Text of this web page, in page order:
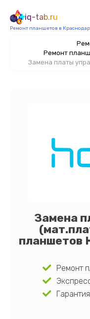
iq-tab.ru
Ремонт планшетов в
Ремонт
Замена платы
Замена
планшетов
Ремонт